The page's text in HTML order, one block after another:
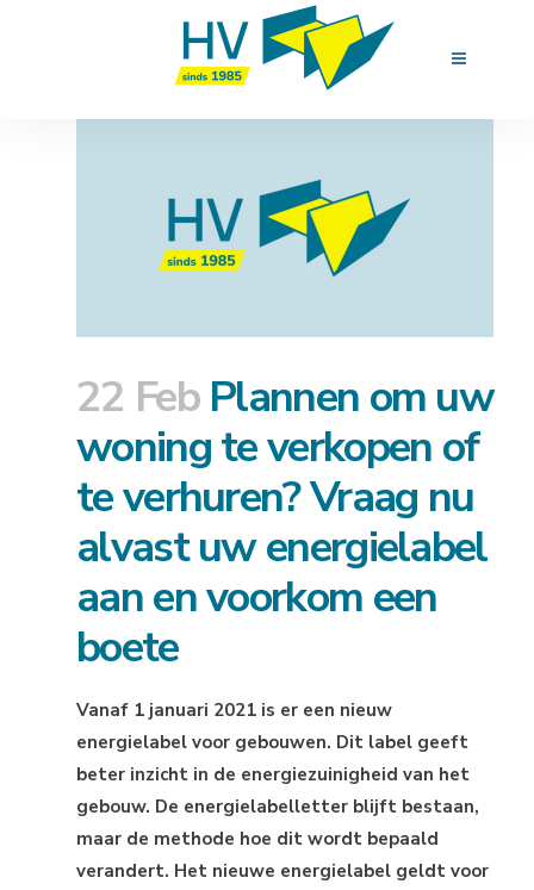
22 FebPlannen om uw
woning te verkopen of
te verhuren? Vraag nu
alvast uw energielabel
aan en voorkom een
boete
Vanaf 1 januari 2021 is er een nieuw
energielabel voor gebouwen. Dit label geeft
beter inzicht in de energiezuinigheid van het
gebouw. De energielabelletter blijft bestaan,
maar de methode hoe dit wordt bepaald
verandert. Het nieuwe energielabel geldt voor